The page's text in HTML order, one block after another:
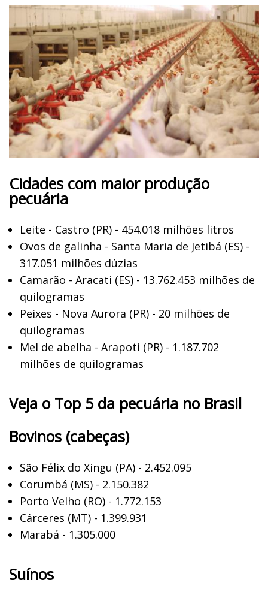
Cidades com maior produção
pecuária
Leite - Castro (PR) - 454.018 milhões litros
Ovos de galinha - Santa Maria de Jetibá (ES) -
317.051 milhões dúzias
Camarão - Aracati (ES) - 13.762.453 milhões de
quilogramas
Peixes - Nova Aurora (PR) - 20 milhões de
quilogramas
Mel de abelha - Arapoti (PR) - 1.187.702
milhões de quilogramas
Veja o Top 5 da pecuária no Brasil
Bovinos (cabeças)
São Félix do Xingu (PA) - 2.452.095
Corumbá (MS) - 2.150.382
Porto Velho (RO) - 1.772.153
Cárceres (MT) - 1.399.931
Marabá - 1.305.000
Suínos